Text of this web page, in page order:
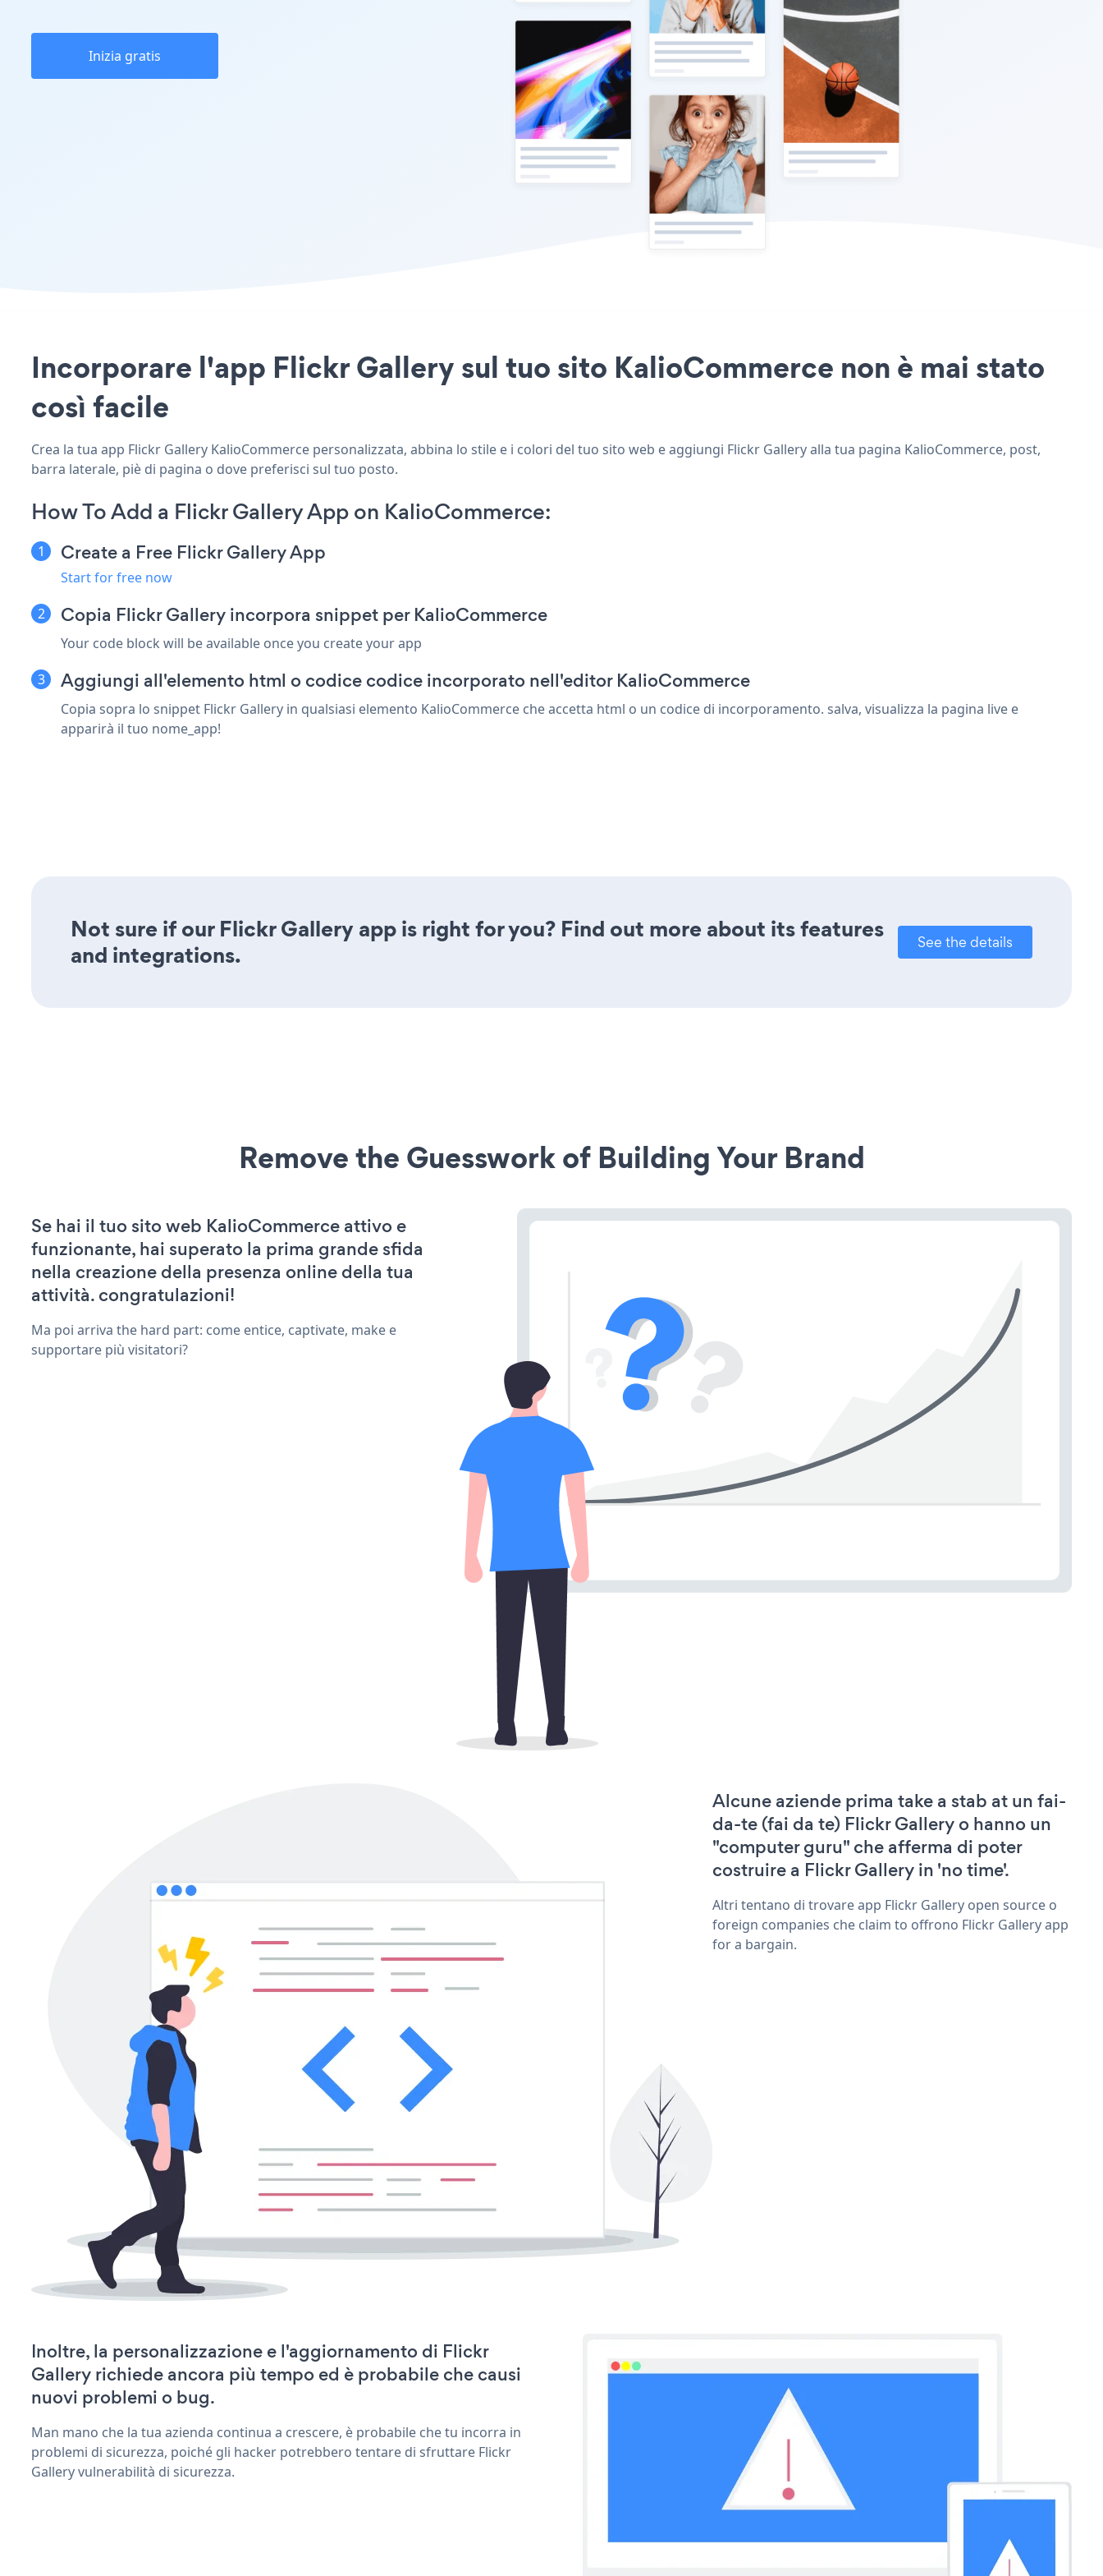
Inizia gratis
Incorporare l'app Flickr Gallery sul tuo sito KalioCommerce non è mai stato
così facile
Crea la tua app Flickr Gallery KalioCommerce personalizzata, abbina lo stile e i colori del tuo sito web e aggiungi Flickr Gallery alla tua pagina KalioCommerce, post,
barra laterale, piè di pagina o dove preferisci sul tuo posto.
How To Add a Flickr Gallery App on KalioCommerce:
Create a Free Flickr Gallery App
Start for free now
Copia Flickr Gallery incorpora snippet per KalioCommerce
Your code block will be available once you create your app
Aggiungi all'elemento html o codice codice incorporato nell'editor KalioCommerce
Copia sopra lo snippet Flickr Gallery in qualsiasi elemento KalioCommerce che accetta html o un codice di incorporamento. salva, visualizza la pagina live e
apparirà il tuo nome_app!
Not sure if our Flickr Gallery app is right for you? Find out more about its features
and integrations.
See the details
Remove the Guesswork of Building Your Brand
Se hai il tuo sito web KalioCommerce attivo e
funzionante, hai superato la prima grande sfida
nella creazione della presenza online della tua
attività. congratulazioni!
Ma poi arriva the hard part: come entice, captivate, make e
supportare più visitatori?
Alcune aziende prima take a stab at un fai-
da-te (fai da te) Flickr Gallery o hanno un
"computer guru" che afferma di poter
costruire a Flickr Gallery in 'no time'.
Altri tentano di trovare app Flickr Gallery open source o
foreign companies che claim to offrono Flickr Gallery app
for a bargain.
Inoltre, la personalizzazione e l'aggiornamento di Flickr
Gallery richiede ancora più tempo ed è probabile che causi
nuovi problemi o bug.
Man mano che la tua azienda continua a crescere, è probabile che tu incorra in
problemi di sicurezza, poiché gli hacker potrebbero tentare di sfruttare Flickr
Gallery vulnerabilità di sicurezza.